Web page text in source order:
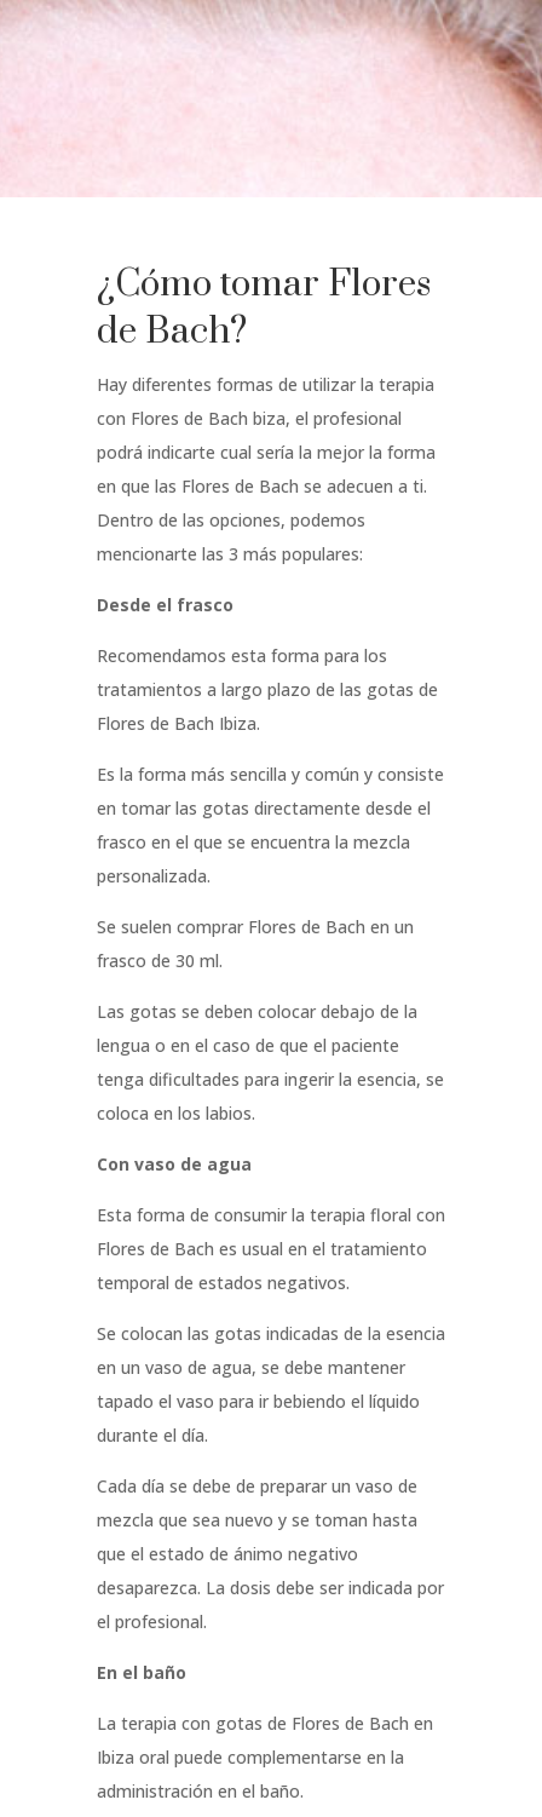
¿Cómo tomar Flores
de Bach?
Hay diferentes formas de utilizar la terapia
con Flores de Bach biza, el profesional
podrá indicarte cual sería la mejor la forma
en que las Flores de Bach se adecuen a ti.
Dentro de las opciones, podemos
mencionarte las 3 más populares:
Desde el frasco
Recomendamos esta forma para los
tratamientos a largo plazo de las gotas de
Flores de Bach Ibiza.
Es la forma más sencilla y común y consiste
en tomar las gotas directamente desde el
frasco en el que se encuentra la mezcla
personalizada.
Se suelen comprar Flores de Bach en un
frasco de 30 ml.
Las gotas se deben colocar debajo de la
lengua o en el caso de que el paciente
tenga dificultades para ingerir la esencia, se
coloca en los labios.
Con vaso de agua
Esta forma de consumir la terapia floral con
Flores de Bach es usual en el tratamiento
temporal de estados negativos.
Se colocan las gotas indicadas de la esencia
en un vaso de agua, se debe mantener
tapado el vaso para ir bebiendo el líquido
durante el día.
Cada día se debe de preparar un vaso de
mezcla que sea nuevo y se toman hasta
que el estado de ánimo negativo
desaparezca. La dosis debe ser indicada por
el profesional.
En el baño
La terapia con gotas de Flores de Bach en
Ibiza oral puede complementarse en la
administración en el baño.